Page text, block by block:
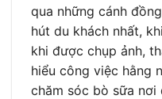
qua những cánh
hút du khách nhất,
khi được chụp ảnh,
hiểu công việc hằng
chăm sóc bò sữa nơi